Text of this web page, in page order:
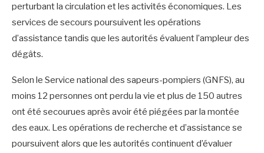
perturbant la circulation et les activités économiques. Les
services de secours poursuivent les opérations
d’assistance tandis que les autorités évaluent l’ampleur des
dégâts.
‎Selon le Service national des sapeurs-pompiers (GNFS), au
moins 12 personnes ont perdu la vie et plus de 150 autres
ont été secourues après avoir été piégées par la montée
des eaux. Les opérations de recherche et d’assistance se
poursuivent alors que les autorités continuent d’évaluer